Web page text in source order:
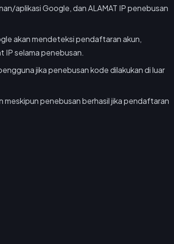
aplikasi Google, dan ALAMAT IP penebusan
akan mendeteksi pendaftaran akun,
IP selama penebusan.
jika penebusan kode dilakukan di luar
penebusan berhasil jika pendaftaran